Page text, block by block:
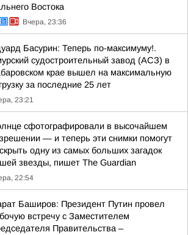
Востока
Вчера, 23:36
Басурин: Теперь по-максимуму!.
судостроительный завод (АСЗ) в
крае вышел на максимальную
за последние 25 лет
23:21
сфотографировали в высочайшем
— и теперь эти снимки помогут
одну из самых больших загадок
звезды, пишет The Guardian
22:54
Баширов: Президент Путин провел
встречу с Заместителем
Правительства –